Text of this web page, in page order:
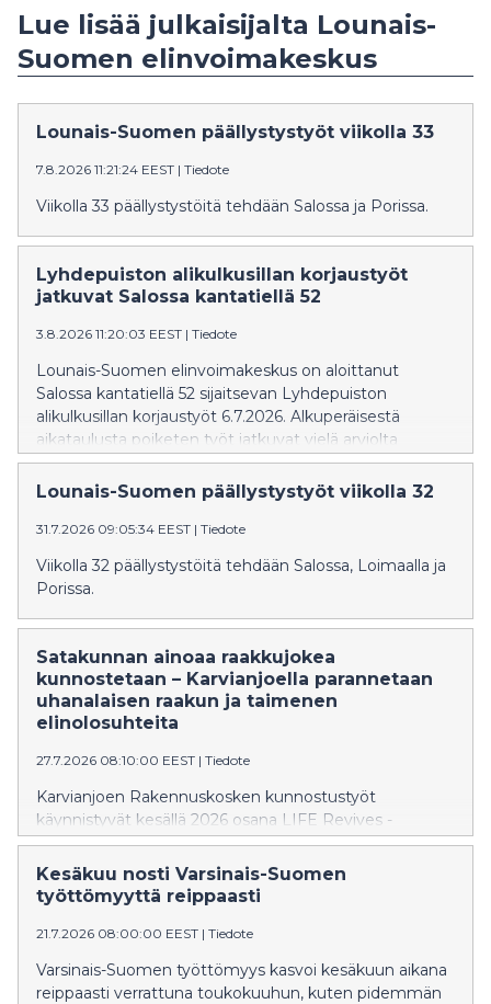
Lue lisää julkaisijalta Lounais-
Suomen elinvoimakeskus
Lounais-Suomen päällystystyöt viikolla 33
7.8.2026 11:21:24 EEST | Tiedote
Viikolla 33 päällystystöitä tehdään Salossa ja Porissa.
Lyhdepuiston alikulkusillan korjaustyöt
jatkuvat Salossa kantatiellä 52
3.8.2026 11:20:03 EEST | Tiedote
Lounais-Suomen elinvoimakeskus on aloittanut
Salossa kantatiellä 52 sijaitsevan Lyhdepuiston
alikulkusillan korjaustyöt 6.7.2026. Alkuperäisestä
aikataulusta poiketen työt jatkuvat vielä arviolta
elokuun loppuun saakka. Korjaustöiden aikana toinen
ajokaista on poissa käytöstä ja liikenne on ohjattu
aiheutuu haittaa liikenteelle.
Lounais-Suomen päällystystyöt viikolla 32
31.7.2026 09:05:34 EEST | Tiedote
Viikolla 32 päällystystöitä tehdään Salossa, Loimaalla ja
Porissa.
Satakunnan ainoaa raakkujokea
kunnostetaan – Karvianjoella parannetaan
uhanalaisen raakun ja taimenen
elinolosuhteita
27.7.2026 08:10:00 EEST | Tiedote
Karvianjoen Rakennuskosken kunnostustyöt
käynnistyvät kesällä 2026 osana LIFE Revives -
hanketta. Tavoitteena on lisätä erittäin uhanalaisen
jokihelmisimpukan eli raakun sekä sen isäntäkalan
taimenen elinympäristöjä Satakunnan ainoassa jäljellä
olevassa raakkujoessa. Kunnostuksen aikana
järjestetään mediapäivä 6.8.2026, jolloin kunnostuksia
Kesäkuu nosti Varsinais-Suomen
työttömyyttä reippaasti
21.7.2026 08:00:00 EEST | Tiedote
Varsinais-Suomen työttömyys kasvoi kesäkuun aikana
reippaasti verrattuna toukokuuhun, kuten pidemmän